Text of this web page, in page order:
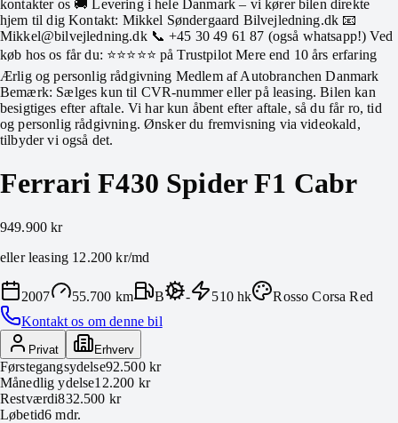
kontakter os 🚚 Levering i hele Danmark – vi kører bilen direkte
hjem til dig Kontakt: Mikkel Søndergaard Bilvejledning.dk 📧
Mikkel@bilvejledning.dk 📞 +45 30 49 61 87 (også whatsapp!) Ved
køb hos os får du: ⭐⭐⭐⭐⭐ på Trustpilot Mere end 10 års erfaring
Ærlig og personlig rådgivning Medlem af Autobranchen Danmark
Bemærk: Sælges kun til CVR-nummer eller på leasing. Bilen kan
besigtiges efter aftale. Vi har kun åbent efter aftale, så du får ro, tid
og personlig rådgivning. Ønsker du fremvisning via videokald,
tilbyder vi også det.
Ferrari F430 Spider F1 Cabr
949.900 kr
eller leasing 12.200 kr/md
2007 55.700 km B - 510 hk
Rosso Corsa Red
Kontakt os om denne bil
Privat Erhverv
Førstegangsydelse92.500 kr
Månedlig ydelse12.200 kr
Restværdi832.500 kr
Løbetid6 mdr.